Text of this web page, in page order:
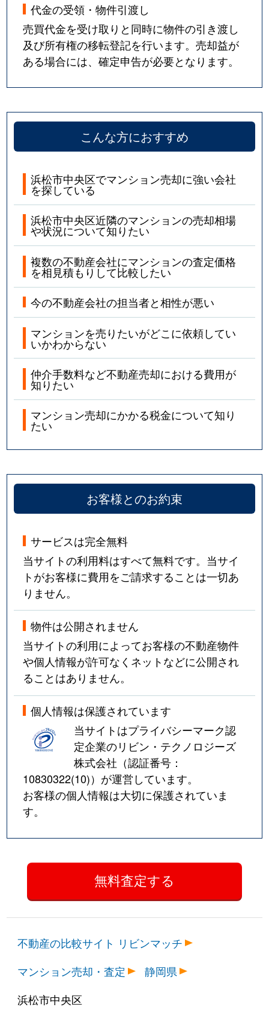
代金の受領・物件引渡し
売買代金を受け取りと同時に物件の引き渡し
及び所有権の移転登記を行います。売却益が
ある場合には、確定申告が必要となります。
こんな方におすすめ
浜松市中央区でマンション売却に強い会社
を探している
浜松市中央区近隣のマンションの売却相場
や状況について知りたい
複数の不動産会社にマンションの査定価格
を相見積もりして比較したい
今の不動産会社の担当者と相性が悪い
マンションを売りたいがどこに依頼してい
いかわからない
仲介手数料など不動産売却における費用が
知りたい
マンション売却にかかる税金について知り
たい
お客様とのお約束
サービスは完全無料
当サイトの利用料はすべて無料です。当サイ
トがお客様に費用をご請求することは一切あ
りません。
物件は公開されません
当サイトの利用によってお客様の不動産物件
や個人情報が許可なくネットなどに公開され
ることはありません。
個人情報は保護されています
当サイトはプライバシーマーク認
定企業のリビン・テクノロジーズ
株式会社（認証番号：
10830322(10)）が運営しています。
お客様の個人情報は大切に保護されていま
す。
不動産の比較サイト リビンマッチ
マンション売却・査定
静岡県
浜松市中央区